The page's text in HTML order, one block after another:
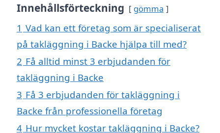
Innehållsförteckning gömma
1 Vad kan ett företag som är specialiserat
på takläggning i Backe hjälpa till med?
2 Få alltid minst 3 erbjudanden för
takläggning i Backe
3 Få 3 erbjudanden för takläggning i
Backe från professionella företag
4 Hur mycket kostar takläggning i Backe?